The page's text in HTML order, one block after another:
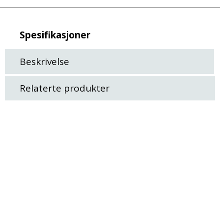
Spesifikasjoner
Beskrivelse
Relaterte produkter